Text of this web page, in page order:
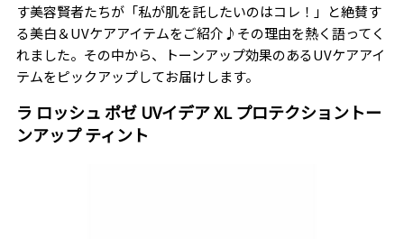
す美容賢者たちが「私が肌を託したいのはコレ！」と絶賛す
る美白＆UVケアアイテムをご紹介♪その理由を熱く語ってく
れました。その中から、トーンアップ効果のあるUVケアアイ
テムをピックアップしてお届けします。
ラ ロッシュ ポゼ UVイデア XL プロテクショントー
ンアップ ティント